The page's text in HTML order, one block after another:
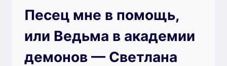
Песец мне в помощь,
или Ведьма в академии
демонов — Светлана